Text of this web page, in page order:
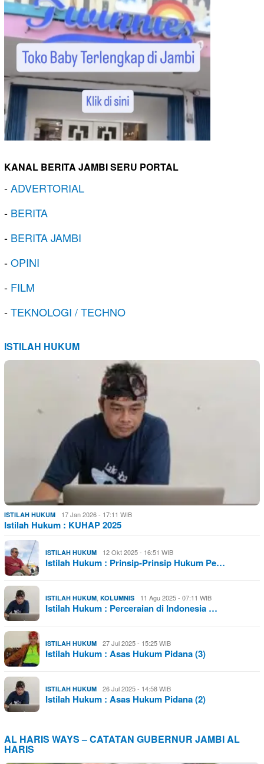
KANAL BERITA JAMBI SERU PORTAL
-ADVERTORIAL
- BERITA
- BERITA JAMBI
-OPINI
- FILM
-TEKNOLOGI / TECHNO
ISTILAH HUKUM
ISTILAH HUKUM 17 Jan 2026 - 17:11 WIB
Istilah Hukum : KUHAP 2025
ISTILAH HUKUM 12 Okt 2025 - 16:51 WIB
Istilah Hukum : Prinsip-Prinsip Hukum Pe…
ISTILAH HUKUM KOLUMNIS 11 Agu 2025 - 07:11 WIB
Istilah Hukum : Perceraian di Indonesia …
ISTILAH HUKUM 27 Jul 2025 - 15:25 WIB
Istilah Hukum : Asas Hukum Pidana (3)
ISTILAH HUKUM 26 Jul 2025 - 14:58 WIB
Istilah Hukum : Asas Hukum Pidana (2)
AL HARIS WAYS – CATATAN GUBERNUR JAMBI AL
HARIS